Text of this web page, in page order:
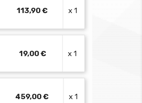
113,90 € x 1
19,00 € x 1
459,00 € x 1